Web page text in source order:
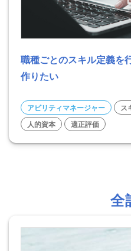
職種ごとのスキル定義を
作りたい
アビリティマネージャー ス
人的資本
適正評価
全